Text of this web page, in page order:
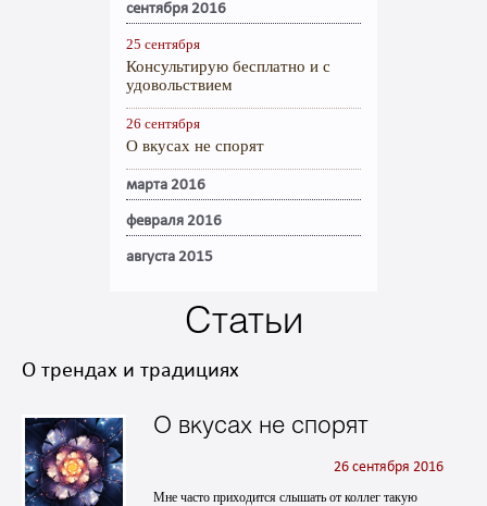
сентября 2016
25 сентября
Консультирую бесплатно и с
удовольствием
26 сентября
О вкусах не спорят
марта 2016
февраля 2016
августа 2015
Статьи
О трендах и традициях
О вкусах не спорят
26 сентября 2016
Мне часто приходится слышать от коллег такую